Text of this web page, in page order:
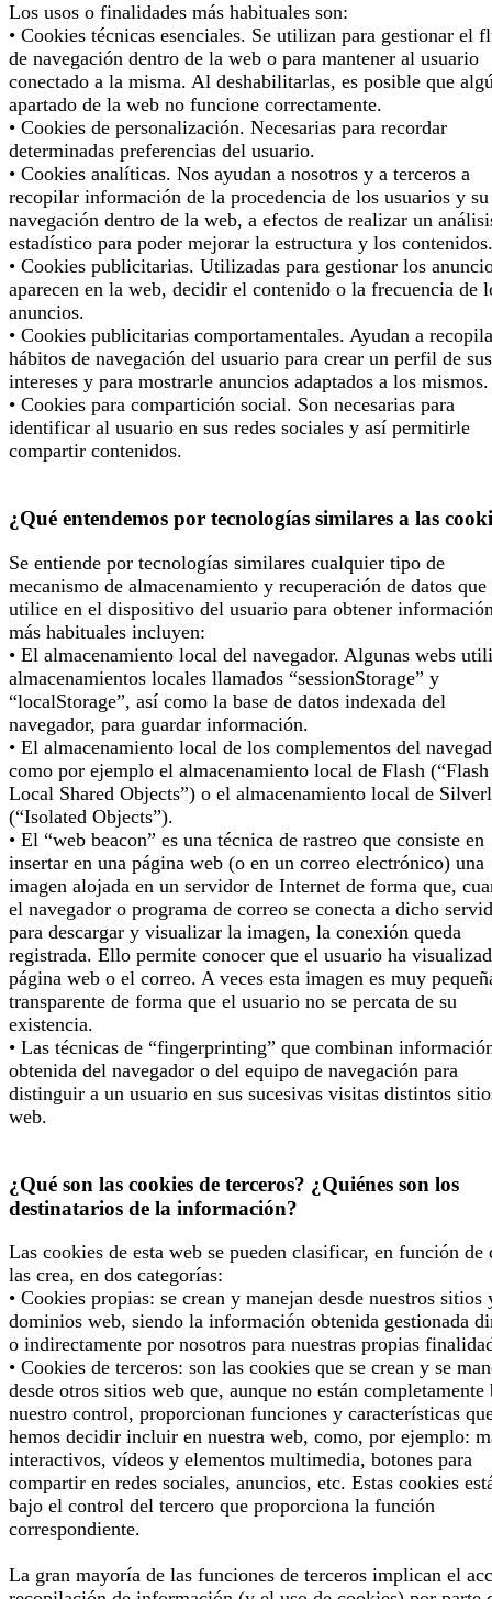
Los usos o finalidades más habituales son:
• Cookies técnicas esenciales. Se utilizan para gestionar el
de navegación dentro de la web o para mantener al usuario
conectado a la misma. Al deshabilitarlas, es posible que
apartado de la web no funcione correctamente.
• Cookies de personalización. Necesarias para recordar
determinadas preferencias del usuario.
• Cookies analíticas. Nos ayudan a nosotros y a terceros a
recopilar información de la procedencia de los usuarios y su
navegación dentro de la web, a efectos de realizar un
estadístico para poder mejorar la estructura y los contenidos.
• Cookies publicitarias. Utilizadas para gestionar los
aparecen en la web, decidir el contenido o la frecuencia de
anuncios.
• Cookies publicitarias comportamentales. Ayudan a
hábitos de navegación del usuario para crear un perfil de sus
intereses y para mostrarle anuncios adaptados a los mismos.
• Cookies para compartición social. Son necesarias para
identificar al usuario en sus redes sociales y así permitirle
compartir contenidos.
¿Qué entendemos por tecnologías similares a las
Se entiende por tecnologías similares cualquier tipo de
mecanismo de almacenamiento y recuperación de datos que
utilice en el dispositivo del usuario para obtener
más habituales incluyen:
• El almacenamiento local del navegador. Algunas webs
almacenamientos locales llamados “sessionStorage” y
“localStorage”, así como la base de datos indexada del
navegador, para guardar información.
• El almacenamiento local de los complementos del
como por ejemplo el almacenamiento local de Flash (“Flash
Local Shared Objects”) o el almacenamiento local de
(“Isolated Objects”).
• El “web beacon” es una técnica de rastreo que consiste en
insertar en una página web (o en un correo electrónico) una
imagen alojada en un servidor de Internet de forma que,
el navegador o programa de correo se conecta a dicho
para descargar y visualizar la imagen, la conexión queda
registrada. Ello permite conocer que el usuario ha
página web o el correo. A veces esta imagen es muy
transparente de forma que el usuario no se percata de su
existencia.
• Las técnicas de “fingerprinting” que combinan
obtenida del navegador o del equipo de navegación para
distinguir a un usuario en sus sucesivas visitas distintos
web.
¿Qué son las cookies de terceros? ¿Quiénes son los
destinatarios de la información?
Las cookies de esta web se pueden clasificar, en función de
las crea, en dos categorías:
• Cookies propias: se crean y manejan desde nuestros sitios
dominios web, siendo la información obtenida gestionada
o indirectamente por nosotros para nuestras propias
• Cookies de terceros: son las cookies que se crean y se
desde otros sitios web que, aunque no están completamente
nuestro control, proporcionan funciones y características
hemos decidir incluir en nuestra web, como, por ejemplo:
interactivos, vídeos y elementos multimedia, botones para
compartir en redes sociales, anuncios, etc. Estas cookies
bajo el control del tercero que proporciona la función
correspondiente.
La gran mayoría de las funciones de terceros implican el